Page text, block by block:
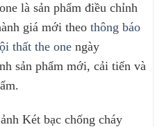
là sản phẩm điều chỉnh
giá mới theo thông báo
thất the one ngày
sản phẩm mới, cải tiến và
Két bạc chống cháy